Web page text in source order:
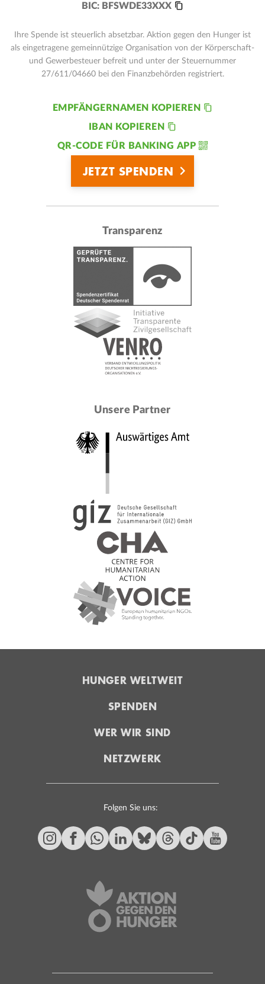
BIC: BFSWDE33XXX
Ihre Spende ist steuerlich absetzbar. Aktion gegen den Hunger ist
als eingetragene gemeinnützige Organisation von der Körperschaft-
und Gewerbesteuer befreit und unter der Steuernummer
27/611/04660 bei den Finanzbehörden registriert.
EMPFÄNGERNAMEN KOPIEREN
IBAN KOPIEREN
QR-CODE FÜR BANKING APP
JETZT SPENDEN
Transparenz
Unsere Partner
HUNGER WELTWEIT
SPENDEN
WER WIR SIND
NETZWERK
Folgen Sie uns: